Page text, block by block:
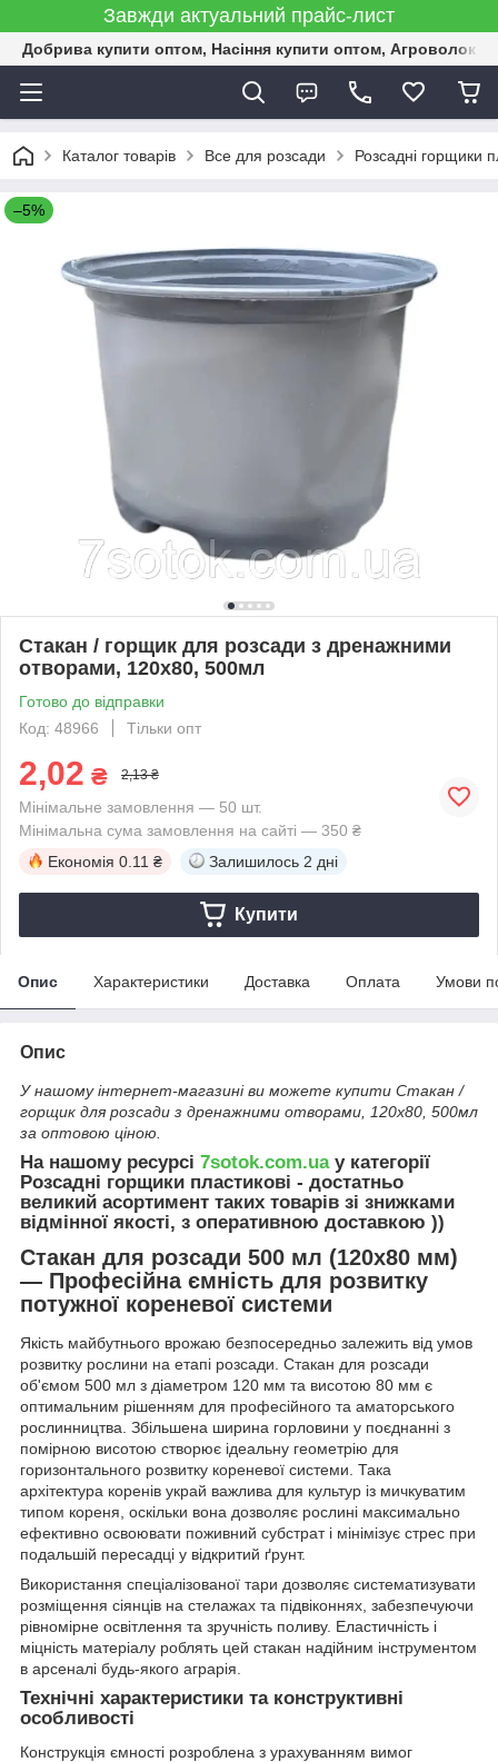
Завжди актуальний прайс-лист
Добрива купити оптом, Насіння купити оптом,
Каталог товарів Все для розсади Розсадні горщики
–5%
Стакан / горщик для розсади з дренажними
отворами, 120х80, 500мл
Готово до відправки
Код: 48966
Тільки опт
2,02 ₴ 2,13 ₴
Мінімальне замовлення — 50 шт.
Мінімальна сума замовлення на сайті — 350 ₴
Економія 0.11 ₴ Залишилось 2 дні
Купити
Опис Характеристики Доставка Оплата Умови
Опис
У нашому інтернет-магазині ви можете купити Стакан /
горщик для розсади з дренажними отворами, 120х80, 500мл
за оптовою ціною.
На нашому ресурсі 7sotok.com.uaу категорії
Розсадні горщики пластикові - достатньо
великий асортимент таких товарів зі знижками
відмінної якості, з оперативною доставкою ))
Стакан для розсади 500 мл (120х80 мм)
— Професійна ємність для розвитку
потужної кореневої системи
Якість майбутнього врожаю безпосередньо залежить від умов
розвитку рослини на етапі розсади. Стакан для розсади
об'ємом 500 мл з діаметром 120 мм та висотою 80 мм є
оптимальним рішенням для професійного та аматорського
рослинництва. Збільшена ширина горловини у поєднанні з
помірною висотою створює ідеальну геометрію для
горизонтального розвитку кореневої системи. Така
архітектура коренів украй важлива для культур із мичкуватим
типом кореня, оскільки вона дозволяє рослині максимально
ефективно освоювати поживний субстрат і мінімізує стрес при
подальшій пересадці у відкритий ґрунт.
Використання спеціалізованої тари дозволяє систематизувати
розміщення сіянців на стелажах та підвіконнях, забезпечуючи
рівномірне освітлення та зручність поливу. Еластичність і
міцність матеріалу роблять цей стакан надійним інструментом
в арсеналі будь-якого аграрія.
Технічні характеристики та конструктивні
особливості
Конструкція ємності розроблена з урахуванням вимог